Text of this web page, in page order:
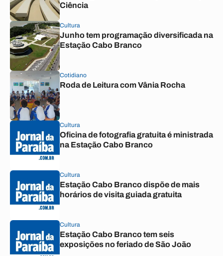
Ciência
Cultura
Junho tem programação diversificada na
Estação Cabo Branco
Cotidiano
Roda de Leitura com Vânia Rocha
Cultura
Oficina de fotografia gratuita é ministrada
na Estação Cabo Branco
Cultura
Estação Cabo Branco dispõe de mais
horários de visita guiada gratuita
Cultura
Estação Cabo Branco tem seis
exposições no feriado de São João